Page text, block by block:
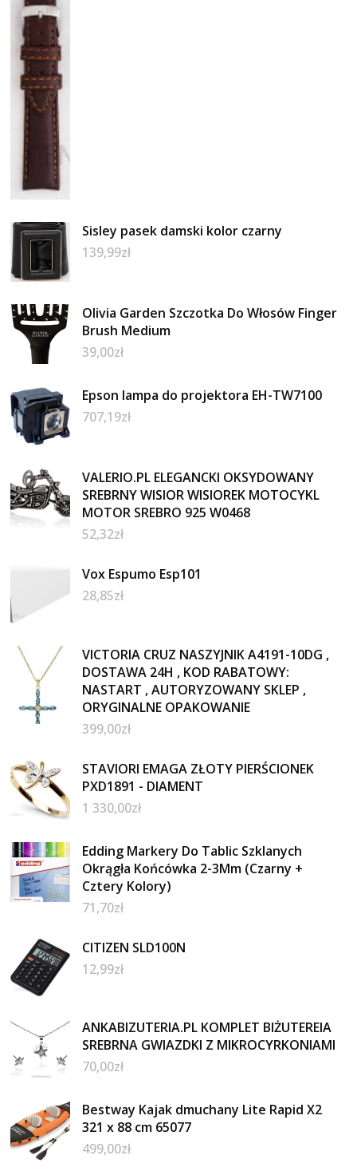
Sisley pasek damski kolor czarny
139,99zł
Olivia Garden Szczotka Do Włosów Finger
Brush Medium
39,00zł
Epson lampa do projektora EH-TW7100
707,19zł
VALERIO.PL ELEGANCKI OKSYDOWANY
SREBRNY WISIOR WISIOREK MOTOCYKL
MOTOR SREBRO 925 W0468
52,32zł
Vox Espumo Esp101
28,85zł
VICTORIA CRUZ NASZYJNIK A4191-10DG ,
DOSTAWA 24H , KOD RABATOWY:
NASTART , AUTORYZOWANY SKLEP ,
ORYGINALNE OPAKOWANIE
399,00zł
STAVIORI EMAGA ZŁOTY PIERŚCIONEK
PXD1891 - DIAMENT
1 330,00zł
Edding Markery Do Tablic Szklanych
Okrągła Końcówka 2-3Mm (Czarny +
Cztery Kolory)
71,70zł
CITIZEN SLD100N
12,99zł
ANKABIZUTERIA.PL KOMPLET BIŻUTEREIA
SREBRNA GWIAZDKI Z MIKROCYRKONIAMI
70,00zł
Bestway Kajak dmuchany Lite Rapid X2
321 x 88 cm 65077
499,00zł